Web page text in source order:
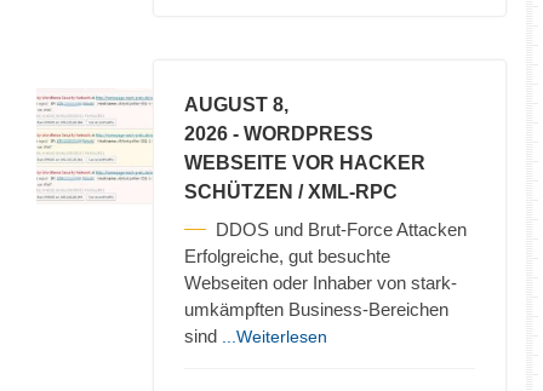
AUGUST 8,
2026 - WORDPRESS
WEBSEITE VOR HACKER
SCHÜTZEN / XML-RPC
DDOS und Brut-Force Attacken
Erfolgreiche, gut besuchte
Webseiten oder Inhaber von stark-
umkämpften Business-Bereichen
sind
...Weiterlesen